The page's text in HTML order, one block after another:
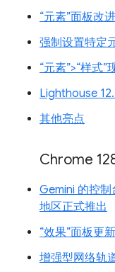
“元素”面板改进
强制设置特定
“元素”>“样式
Lighthouse
其他亮点
Chrome
Gemini 的控
地区正式推出
“效果”面板更新
增强型网络轨